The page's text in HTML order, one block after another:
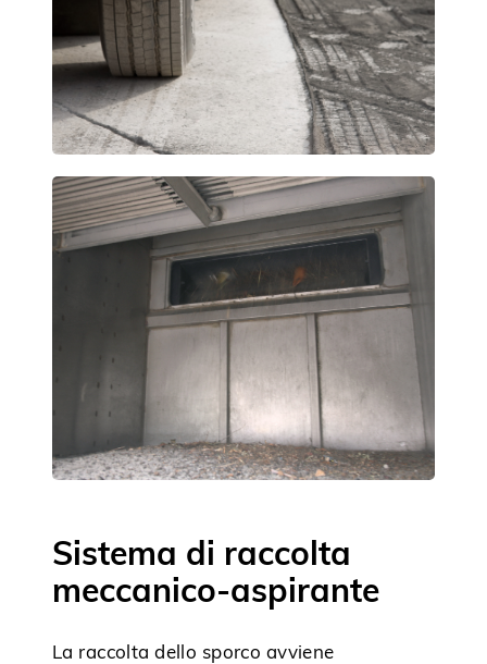
Sistema di raccolta
meccanico-aspirante
La raccolta dello sporco avviene